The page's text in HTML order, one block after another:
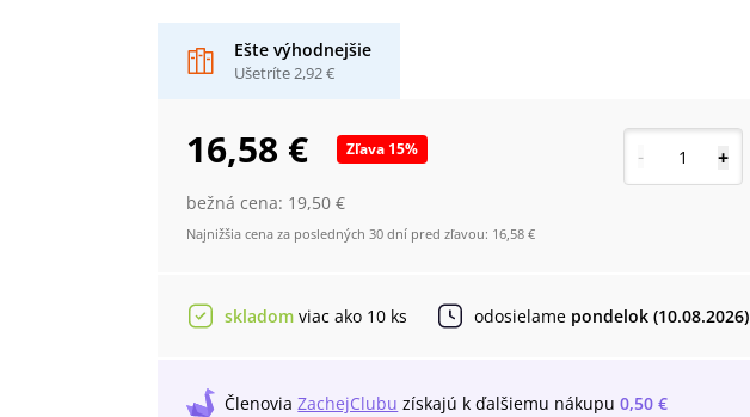
Ešte výhodnejšie
Ušetríte2,92 €
16,58 € Zľava 15%
bežná cena: 19,50 €
Najnižšia cena za posledných 30 dní pred zľavou: 16,58 €
- +
skladom viac ako 10 ks odosielame pondelok (10.08.2026)
Členovia ZachejClubu získajú k ďalšiemu nákupu 0,50 €